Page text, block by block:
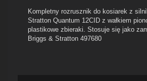
Kompletny rozrusznik do kosiarek z
Stratton Quantum 12CID z wałkiem
plastikowe zbieraki. Stosuje się jako
Briggs & Stratton 497680